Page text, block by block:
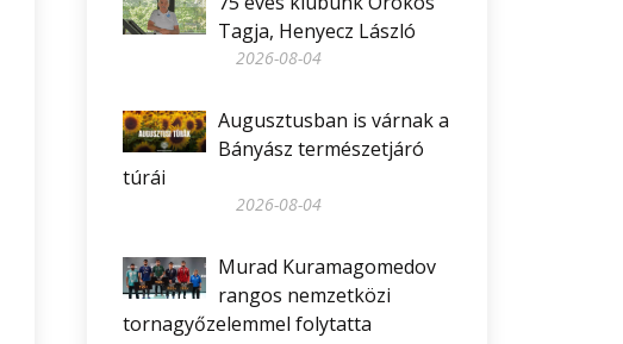
Tagja, Henyecz László
2026-08-04
Augusztusban is várnak a
Bányász természetjáró
túrái
2026-08-04
Murad Kuramagomedov
rangos nemzetközi
tornagyőzelemmel folytatta